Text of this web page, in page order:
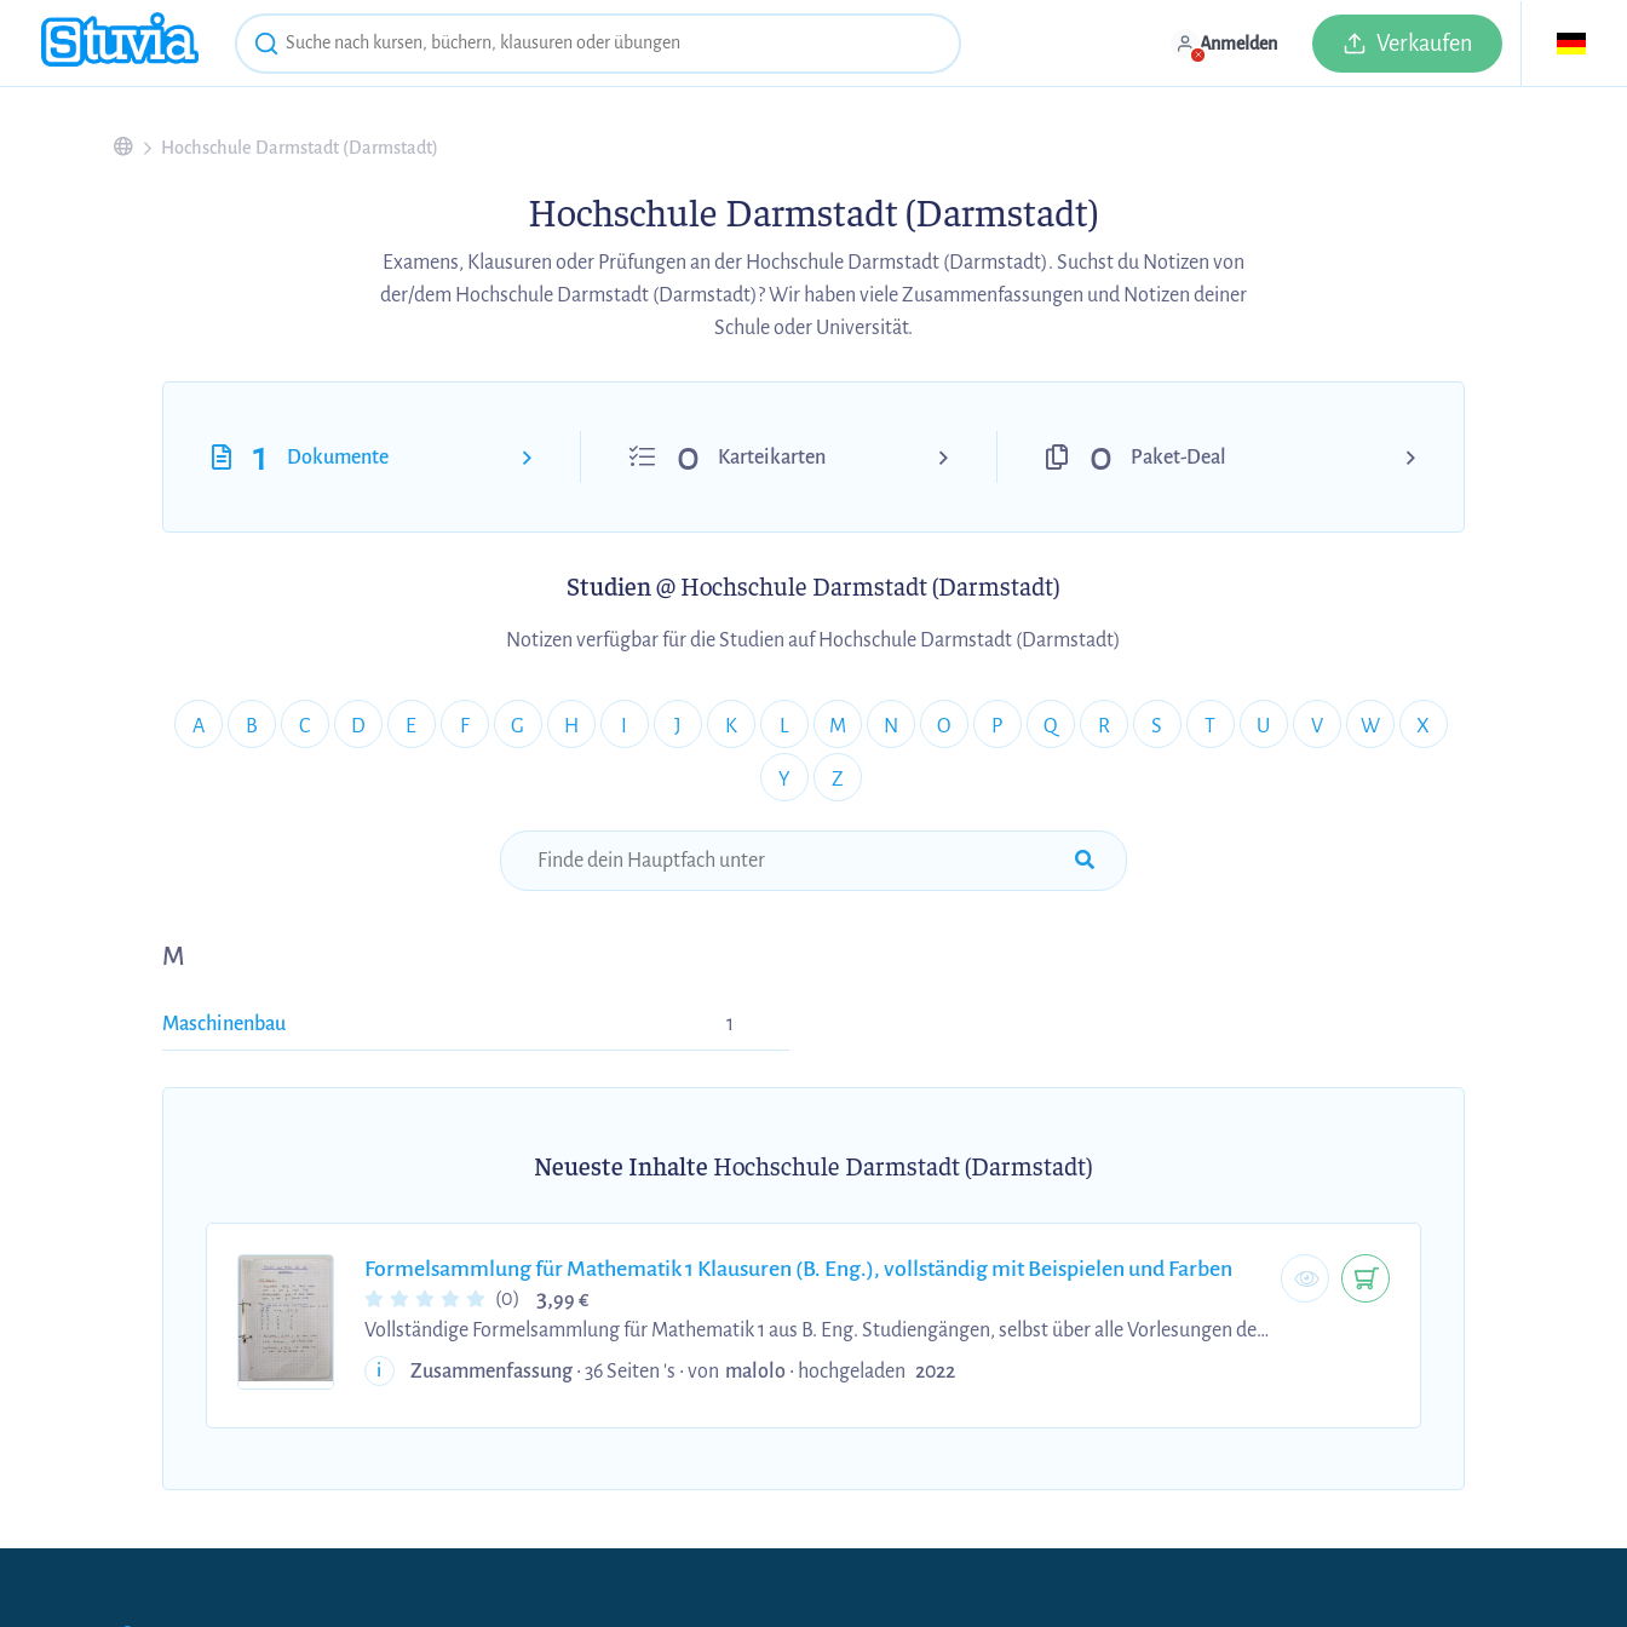
Anmelden Verkaufen
Hochschule Darmstadt (Darmstadt)
Hochschule Darmstadt (Darmstadt)
Examens, Klausuren oder Prüfungen an der Hochschule Darmstadt (Darmstadt). Suchst du Notizen von
der/dem Hochschule Darmstadt (Darmstadt)? Wir haben viele Zusammenfassungen und Notizen deiner
Schule oder Universität.
1 Dokumente 0 Karteikarten 0 Paket-Deal
Studien@ Hochschule Darmstadt (Darmstadt)
Notizen verfügbar für die Studien auf Hochschule Darmstadt (Darmstadt)
A B C D E F G H J K L M N O P Q R S T U V W X
Y Z
M
Maschinenbau 1
Neueste Inhalte Hochschule Darmstadt (Darmstadt)
Formelsammlung für Mathematik 1 Klausuren (B. Eng.), vollständig mit Beispielen und Farben
(0) 3,99 €
Vollständige Formelsammlung für Mathematik 1 aus B. Eng. Studiengängen, selbst über alle Vorlesungen des
Semester zusammengefasst, mit Beispielen und unterschiedlichen Farben zum besseren Verständnis. Wenn
du mit dieser Formelsammlung lernst und sie anwenden kannst, ist dir eine Note im sehr guten Bereich
i Zusammenfassung• 36 Seiten 's • von malolo• hochgeladen 2022